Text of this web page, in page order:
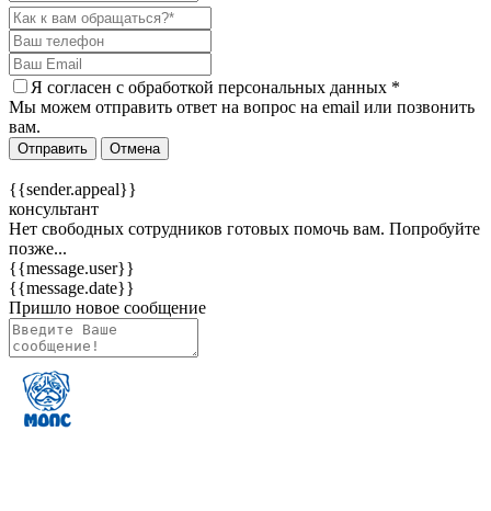
Я согласен c обработкой персональных данных *
Мы можем отправить ответ на вопрос на email или позвонить
вам.
Отправить Отмена
{{sender.appeal}}
консультант
Нет свободных сотрудников готовых помочь вам. Попробуйте
позже...
{{message.user}}
{{message.date}}
Пришло новое сообщение